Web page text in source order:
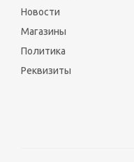
Новости
Магазины
Политика
Реквизиты